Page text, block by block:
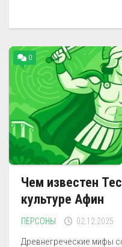
0
Чем известен
культуре Афин
ПЕРСОНЫ 02.12.2025
Древнегреческие мифы